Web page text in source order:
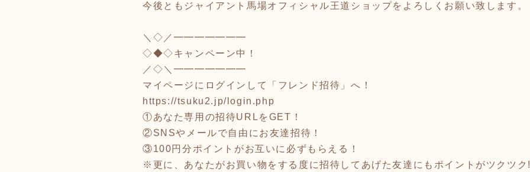
今後ともジャイアント馬場オフィシャル王道ショップをよろしくお願い致します。
＼◇／━━━━━━━
◇◆◇キャンペーン中！
／◇＼━━━━━━━
マイページにログインして「フレンド招待」へ！
https://tsuku2.jp/login.php
①あなた専用の招待URLをGET！
②SNSやメールで自由にお友達招待！
③100円分ポイントがお互いに必ずもらえる！
※更に、あなたがお買い物をする度に招待してあげた友達にもポイントがツクツ